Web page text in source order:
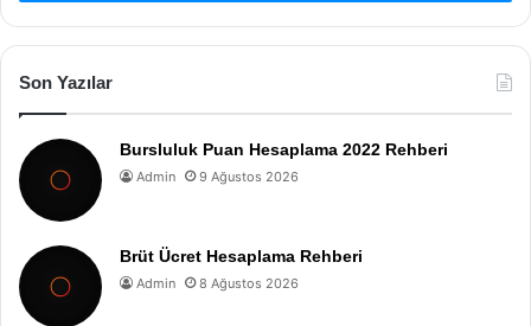
Son Yazılar
Bursluluk Puan Hesaplama 2022 Rehberi
Admin 9 Ağustos 2026
Brüt Ücret Hesaplama Rehberi
Admin 8 Ağustos 2026